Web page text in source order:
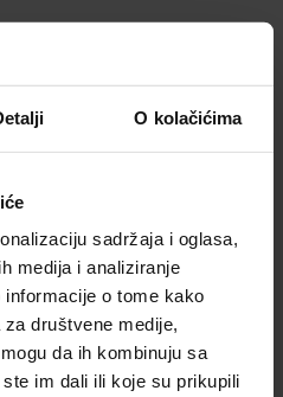
O kolačićima
sadržaja i oglasa,
medija i analiziranje
o tome kako
društvene medije,
da ih kombinuju sa
im dali ili koje su prikupili